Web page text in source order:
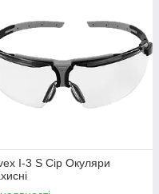
I-3 S Cір Окуляри